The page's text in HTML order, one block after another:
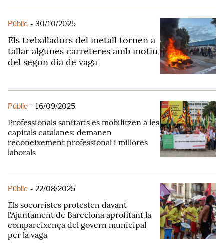
Públic - 30/10/2025
Els treballadors del metall tornen a
tallar algunes carreteres amb motiu
del segon dia de vaga
Públic - 16/09/2025
Professionals sanitaris es mobilitzen a les
capitals catalanes: demanen
reconeixement professional i millores
laborals
Públic - 22/08/2025
Els socorristes protesten davant
l'Ajuntament de Barcelona aprofitant la
compareixença del govern municipal
per la vaga